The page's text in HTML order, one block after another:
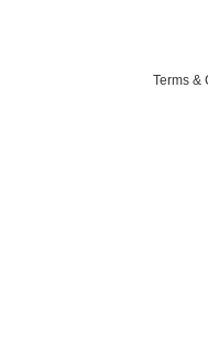
Terms &